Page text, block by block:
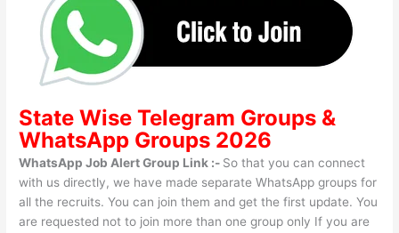
State WiseTelegram Groups &
WhatsApp Groups 2026
WhatsApp Job Alert Group Link :- So that you can connect
with us directly, we have made separate WhatsApp groups for
all the recruits. You can join them and get the first update. You
are requested not to join more than one group only If you are